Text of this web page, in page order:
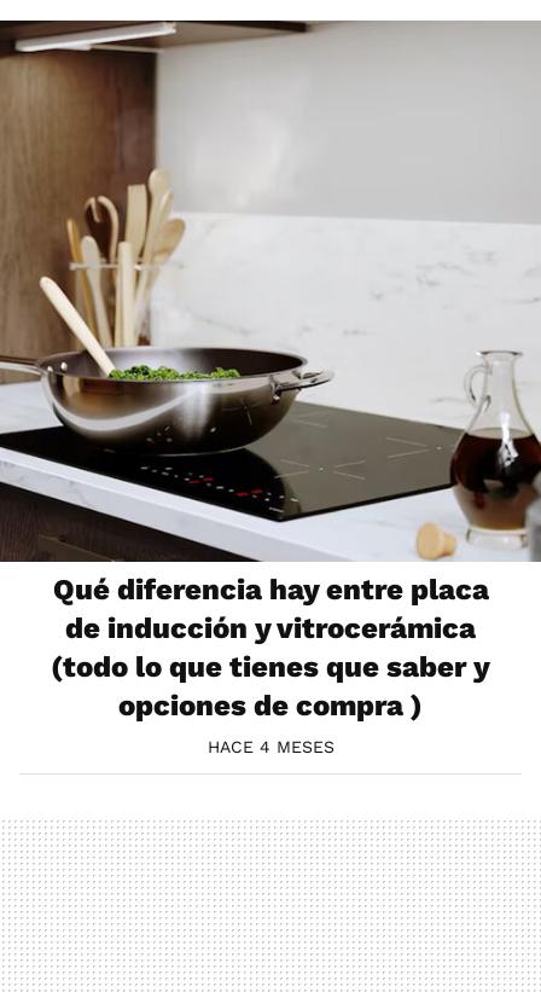
Qué diferencia hay entre placa
de inducción y vitrocerámica
(todo lo que tienes que saber y
opciones de compra )
HACE 4 MESES